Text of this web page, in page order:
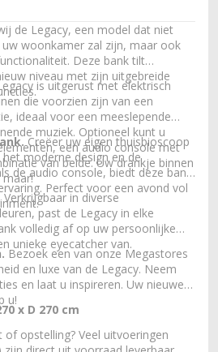
de Legacy, een model dat niet
uw woonkamer zal zijn, maar ook
Deze bank tilt
niveau met zijn uitgebreide
is uitgerust met elektrisch
die voorzien zijn van een
ideaal voor een meeslepende
muziek. Optioneel kunt u
een audio console met
van beide. Uw drankje binnen
maar!
Creëer uw eigen thuisbioscoop
moderne design en de
de audio console, biedt deze bank
Perfect voor een avond vol
Verkrijgbaar in diverse
past de Legacy in elke
volledig af op uw persoonlijke
unieke eyecatcher van.
Bezoek een van onze Megastores
en luxe van de Legacy. Neem
en laat u inspireren. Uw nieuwe
u!
x D 270 cm
of opstelling? Veel uitvoeringen